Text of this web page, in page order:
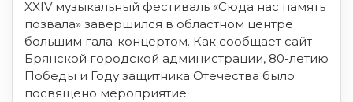
XXIV музыкальный фестиваль «Сюда нас память
позвала» завершился в областном центре
большим гала-концертом. Как сообщает сайт
Брянской городской администрации, 80-летию
Победы и Году защитника Отечества было
посвящено мероприятие.